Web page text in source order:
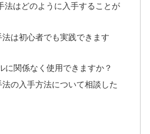
法はどのように入手することが
は初心者でも実践できます
に関係なく使用できますか？
の入手方法について相談した